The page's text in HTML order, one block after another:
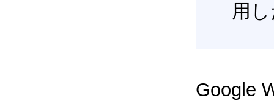
用
Google